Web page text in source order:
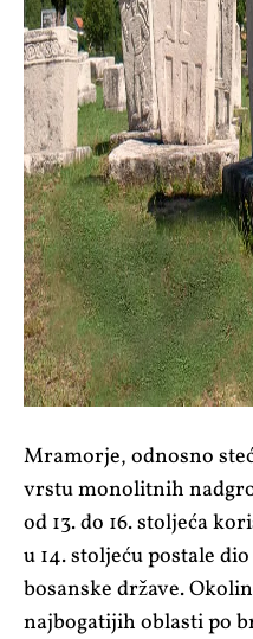
Mramorje, odnosno
vrstu monolitnih
od 13. do 16. stoljeća
u 14. stoljeću postale
bosanske države.
najbogatijih oblasti po